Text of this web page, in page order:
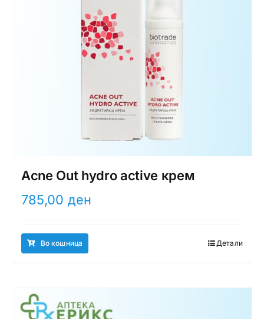
Acne Out hydro activе крем
785,00 ден
Во кошница Детали